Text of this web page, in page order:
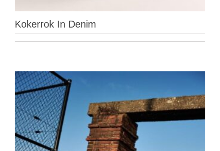
Kokerrok In Denim